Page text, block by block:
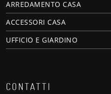
ARREDAMENTO CASA
ACCESSORI CASA
UFFICIO E GIARDINO
CONTATTI